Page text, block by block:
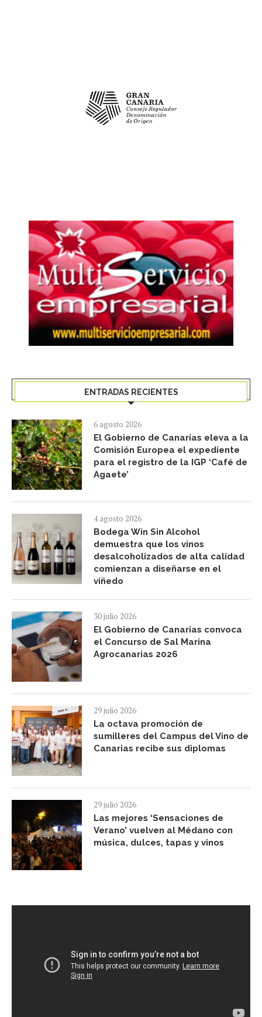
ENTRADAS RECIENTES
6 agosto 2026
El Gobierno de Canarias eleva a la
Comisión Europea el expediente
para el registro de la IGP ‘Café de
Agaete’
4 agosto 2026
Bodega Win Sin Alcohol
demuestra que los vinos
desalcoholizados de alta calidad
comienzan a diseñarse en el
viñedo
30 julio 2026
El Gobierno de Canarias convoca
el Concurso de Sal Marina
Agrocanarias 2026
29 julio 2026
La octava promoción de
sumilleres del Campus del Vino de
Canarias recibe sus diplomas
29 julio 2026
Las mejores ‘Sensaciones de
Verano’ vuelven al Médano con
música, dulces, tapas y vinos